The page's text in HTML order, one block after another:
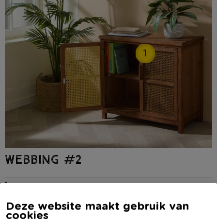
Deze website maakt gebruik van
cookies
1
WEBBING #2
1